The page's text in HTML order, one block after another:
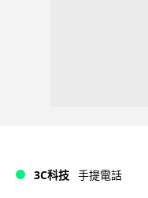
3C科技 手提電話